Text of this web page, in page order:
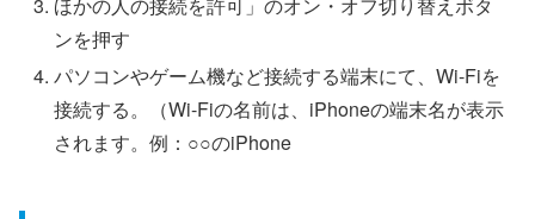
ンを押す
パソコンやゲーム機など接続する端末にて、Wi-Fiを
接続する。（Wi-Fiの名前は、iPhoneの端末名が表示
されます。例：○○のiPhone